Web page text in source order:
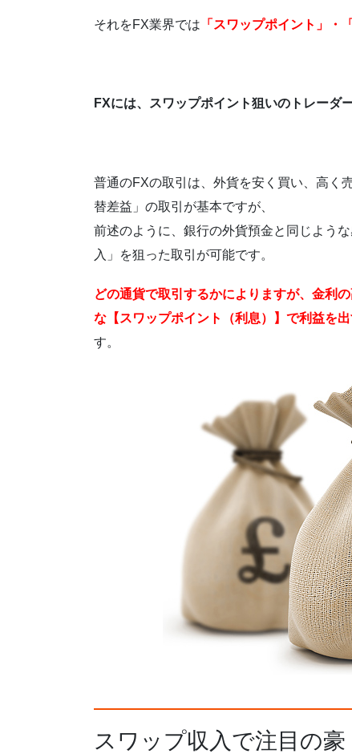
それをFX業界では 「スワップポイント」・
FXには、スワップポイント狙いのトレーダ
普通のFXの取引は、外貨を安く買い、高く
替差益」の取引が基本ですが、
前述のように、銀行の外貨預金と同じよう
入」を狙った取引が可能です。
どの通貨で取引するかによりますが、金利
な【スワップポイント（利息）】で利益を出
す。
スワップ収入で注目の